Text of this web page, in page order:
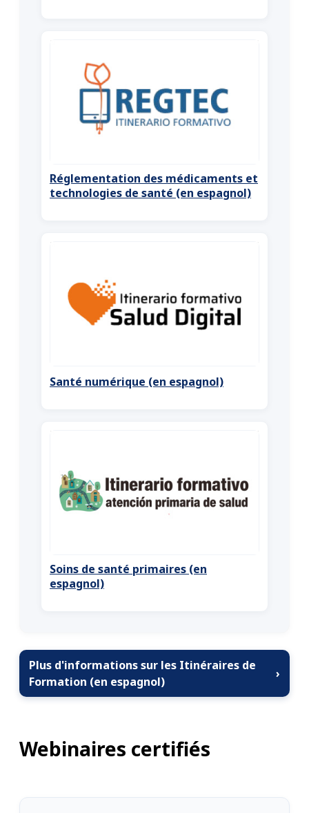
Réglementation des médicaments et
technologies de santé (en espagnol)
Santé numérique (en espagnol)
Soins de santé primaires (en
espagnol)
Plus d'informations sur les Itinéraires de
Formation (en espagnol)
›
Webinaires certifiés